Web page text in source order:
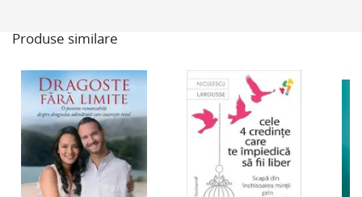
Produse similare